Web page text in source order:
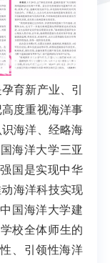
育新产业、引
度重视海洋事
海洋、经略海
海洋大学三亚
国是实现中华
海洋科技实现
国海洋大学建
校全体师生的
、引领性海洋